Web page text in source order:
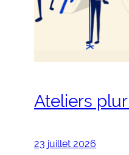
Ateliers
23 juillet 2026